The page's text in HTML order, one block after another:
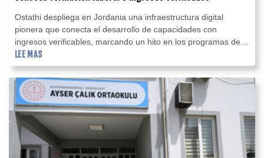
Ostathi despliega en Jordania una infraestructura digital
pionera que conecta el desarrollo de capacidades con
ingresos verificables, marcando un hito en los programas de
empleo en Oriente Medio
LEE MAS